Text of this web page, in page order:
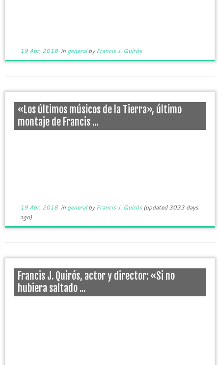
19 Abr, 2018in generalbyFrancis J. Quirós
«Los últimos músicos de la Tierra», último
montaje de Francis ...
19 Abr, 2018in generalbyFrancis J. Quirós(updated 3033 days
ago)
Francis J. Quirós, actor y director: «Si no
hubiera saltado ...